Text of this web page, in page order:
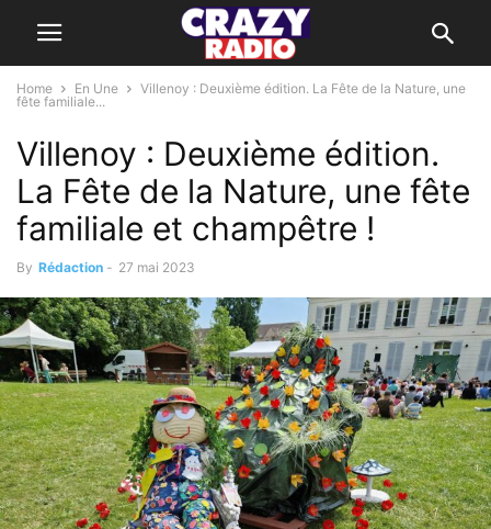
Home En Une
Villenoy : Deuxième édition. La Fête de la Nature, une
fête familiale...
Villenoy : Deuxième édition.
La Fête de la Nature, une fête
familiale et champêtre !
By Rédaction - 27 mai 2023